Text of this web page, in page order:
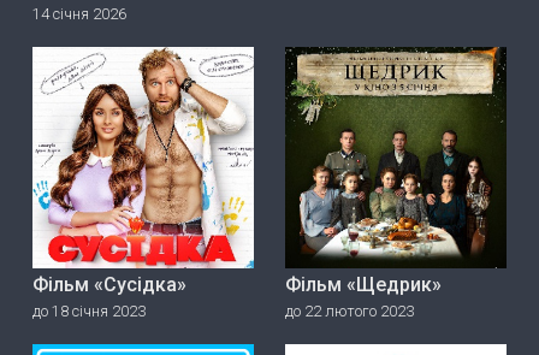
14 січня 2026
Фільм «Сусідка»
до 18 січня 2023
Фільм «Щедрик»
до 22 лютого 2023